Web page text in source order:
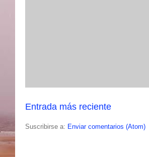
Entrada más reciente
Suscribirse a: Enviar comentarios (Atom)